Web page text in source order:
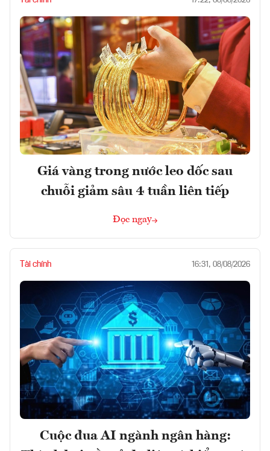
Giá vàng trong nước leo dốc sau
chuỗi giảm sâu 4 tuần liên tiếp
Đọc ngay
Tài chính 16:31, 08/08/2026
Cuộc đua AI ngành ngân hàng: